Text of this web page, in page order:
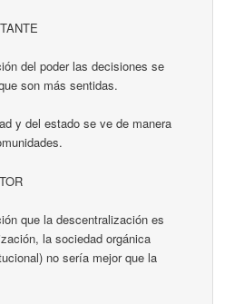
del poder las decisiones se
son más sentidas.
y del estado se ve de manera
que la descentralización es
la sociedad orgánica
no sería mejor que la